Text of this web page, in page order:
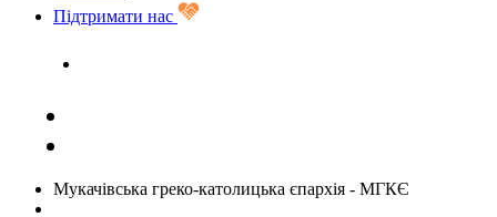
Підтримати нас
Мукачівська греко-католицька єпархія - МГКЄ